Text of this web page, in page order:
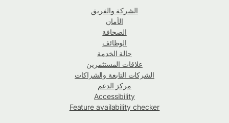
الشركة والفريق
الأمان
الصحافة
الوظائف
حالة الخدمة
علاقات المستثمرين
الشركات التابعة والشراكات
مركز الدعم
Accessibility
Feature availability checker